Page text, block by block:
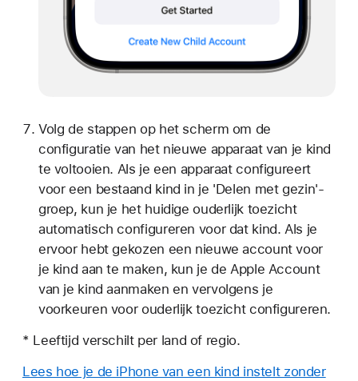
Volg de stappen op het scherm om de
configuratie van het nieuwe apparaat van je kind
te voltooien. Als je een apparaat configureert
voor een bestaand kind in je 'Delen met gezin'-
groep, kun je het huidige ouderlijk toezicht
automatisch configureren voor dat kind. Als je
ervoor hebt gekozen een nieuwe account voor
je kind aan te maken, kun je de Apple Account
van je kind aanmaken en vervolgens je
voorkeuren voor ouderlijk toezicht configureren.
* Leeftijd verschilt per land of regio.
Lees hoe je de iPhone van een kind instelt zonder